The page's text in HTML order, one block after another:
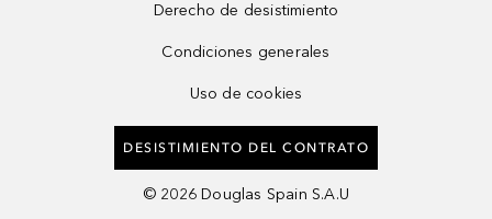
Derecho de desistimiento
Condiciones generales
Uso de cookies
DESISTIMIENTO DEL CONTRATO
© 2026 Douglas Spain S.A.U